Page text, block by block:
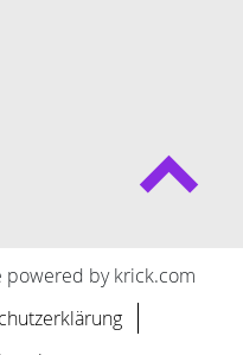
powered by krick.com